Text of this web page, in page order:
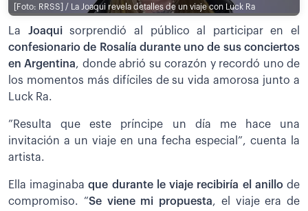
[Foto: RRSS] / La Joaqui revela detalles de un viaje con Luck Ra
La Joaquisorprendió al público al participar en el
confesionario de Rosalía durante uno de sus conciertos
en Argentina, donde abrió su corazón y recordó uno de
los momentos más difíciles de su vida amorosa junto a
Luck Ra.
”Resulta que este príncipe un día me hace una
invitación a un viaje en una fecha especial”, cuenta la
artista.
Ella imaginabaque durante le viaje recibiría el anillode
compromiso. “Se viene mi propuesta, el viaje era de